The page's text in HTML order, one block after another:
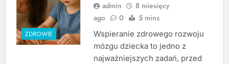
ZDROWIE
admin
8 miesięcy
ago
0 5 mins
Wspieranie zdrowego rozwoju
mózgu dziecka to jedno z
najważniejszych zadań, przed